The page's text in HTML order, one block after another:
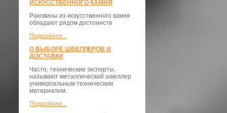
ИСКУССТВЕННОГО КАМНЯ
Раковины из искусственного камня
обладают рядом достоинств
Подробнее...
О ВЫБОРЕ ШВЕЛЛЕРОВ И
ДОСТАВКИ
​Часто, технические эксперты,
называют металлический швеллер
универсальным техническим
материалом.
Подробнее...